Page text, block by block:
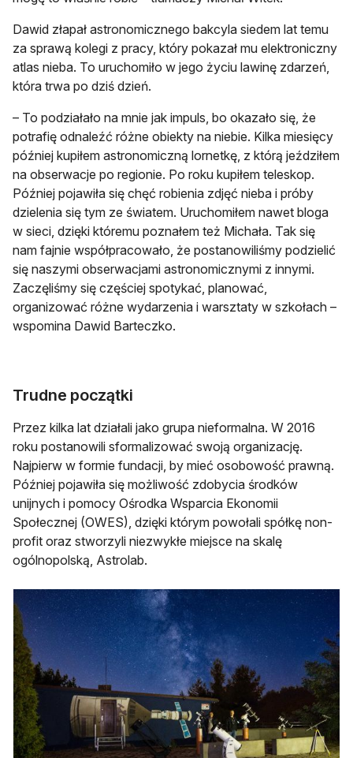
Dawid złapał astronomicznego bakcyla siedem lat temu
za sprawą kolegi z pracy, który pokazał mu elektroniczny
atlas nieba. To uruchomiło w jego życiu lawinę zdarzeń,
która trwa po dziś dzień.
– To podziałało na mnie jak impuls, bo okazało się, że
potrafię odnaleźć różne obiekty na niebie. Kilka miesięcy
później kupiłem astronomiczną lornetkę, z którą jeździłem
na obserwacje po regionie. Po roku kupiłem teleskop.
Później pojawiła się chęć robienia zdjęć nieba i próby
dzielenia się tym ze światem. Uruchomiłem nawet bloga
w sieci, dzięki któremu poznałem też Michała. Tak się
nam fajnie współpracowało, że postanowiliśmy podzielić
się naszymi obserwacjami astronomicznymi z innymi.
Zaczęliśmy się częściej spotykać, planować,
organizować różne wydarzenia i warsztaty w szkołach –
wspomina Dawid Barteczko.
Trudne początki
Przez kilka lat działali jako grupa nieformalna. W 2016
roku postanowili sformalizować swoją organizację.
Najpierw w formie fundacji, by mieć osobowość prawną.
Później pojawiła się możliwość zdobycia środków
unijnych i pomocy Ośrodka Wsparcia Ekonomii
Społecznej (OWES), dzięki którym powołali spółkę non-
profit oraz stworzyli niezwykłe miejsce na skalę
ogólnopolską, Astrolab.